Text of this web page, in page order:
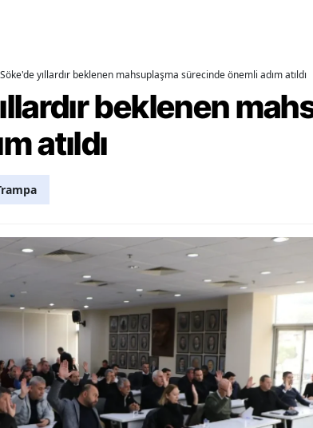
Nevşehir
Niğde
Sakarya
Samsun
Siirt
Sinop
Sivas
Tekirdağ
Söke'de yıllardır beklenen mahsuplaşma sürecinde önemli adım atıldı
beklenen
atıldı